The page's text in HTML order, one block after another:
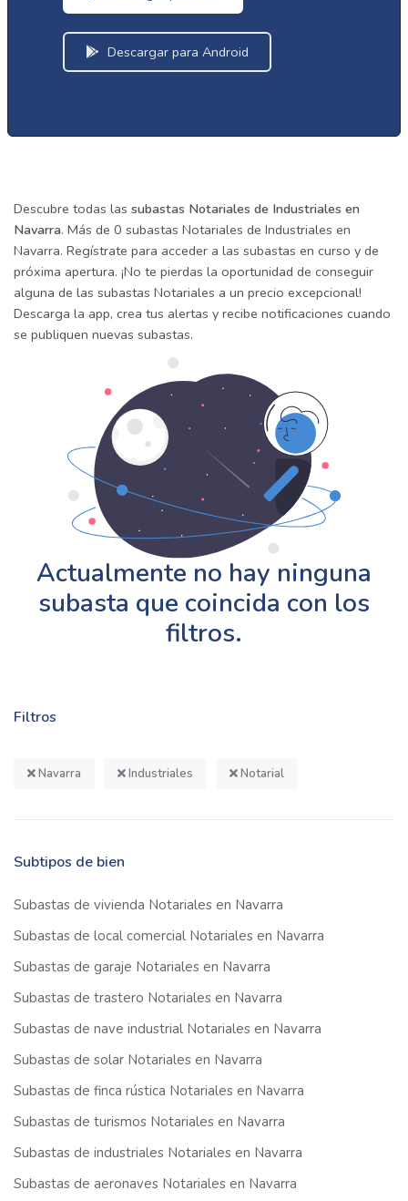
Descargar para Android
Filtros
Navarra Industriales Notarial
Subtipos de bien
Subastas de vivienda Notariales en Navarra
Subastas de local comercial Notariales en Navarra
Subastas de garaje Notariales en Navarra
Subastas de trastero Notariales en Navarra
Subastas de nave industrial Notariales en Navarra
Subastas de solar Notariales en Navarra
Subastas de finca rústica Notariales en Navarra
Subastas de turismos Notariales en Navarra
Subastas de industriales Notariales en Navarra
Subastas de aeronaves Notariales en Navarra
Descubre todas las subastas Notariales de Industriales en
Navarra. Más de 0 subastas Notariales de Industriales en
Navarra. Regístrate para acceder a las subastas en curso y de
próxima apertura. ¡No te pierdas la oportunidad de conseguir
alguna de las subastas Notariales a un precio excepcional!
Descarga la app, crea tus alertas y recibe notificaciones cuando
se publiquen nuevas subastas.
Actualmente no hay ninguna
subasta que coincida con los
filtros.